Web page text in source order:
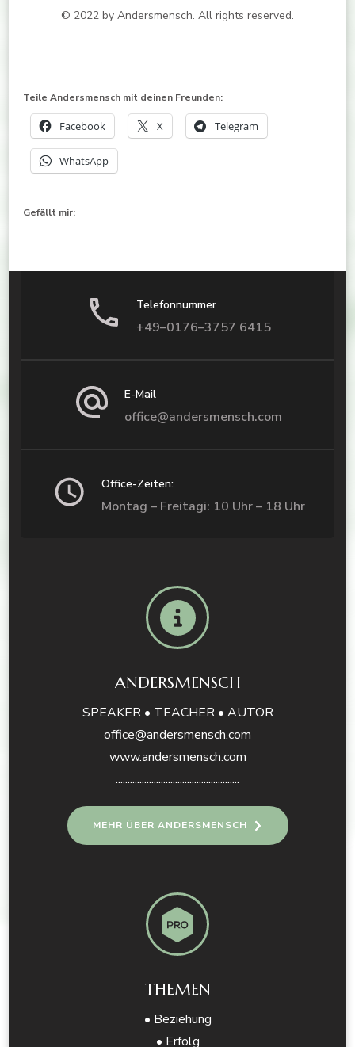
© 2022 by Andersmensch. All rights reserved.
Teile Andersmensch mit deinen Freunden:
Facebook X Telegram
WhatsApp
Gefällt mir:
Telefonnummer
+49–0176–3757 6415
E-Mail
office@andersmensch.com
Office-Zeiten:
Montag – Freitagi: 10 Uhr – 18 Uhr
ANDERSMENSCH
SPEAKER • TEACHER • AUTOR
office@andersmensch.com
www.andersmensch.com
....................................................
MEHR ÜBER ANDERSMENSCH
THEMEN
• Beziehung
• Erfolg